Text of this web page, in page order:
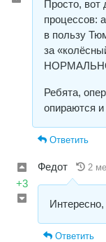
Просто, вот
процессов:
в пользу
за
Ребята,
опираются и
Ответить
+3
Федот 2
Интересно,
Ответить